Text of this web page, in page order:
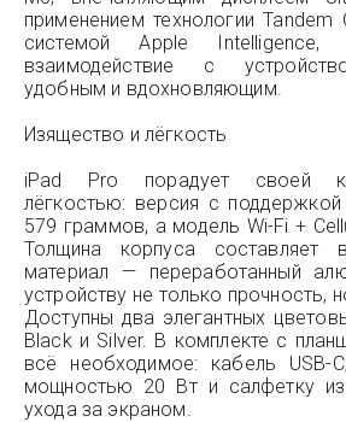
применением технологии Tandem
системой Apple Intelligence,
взаимодействие с
удобным и вдохновляющим.
Изящество и лёгкость
iPad Pro порадует своей
лёгкостью: версия с
579 граммов, а модель Wi-Fi +
Толщина корпуса
материал — переработанный
устройству не только прочность,
Доступны два элегантных
Black и Silver. В комплекте с
всё необходимое: кабель USB-
мощностью 20 Вт и салфетку из
ухода за экраном.